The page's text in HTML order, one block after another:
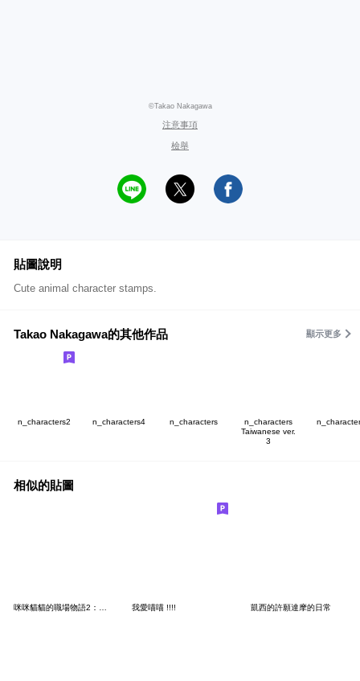
©Takao Nakagawa
注意事項
檢舉
貼圖說明
Cute animal character stamps.
Takao Nakagawa的其他作品 顯示更多
n_characters2 n_characters4 n_characters
n_characters
Taiwanese ver.
3
相似的貼圖
咪咪貓貓的職場物語2：實用篇 我愛喵喵 !!!! 凱西的許願達摩的日常